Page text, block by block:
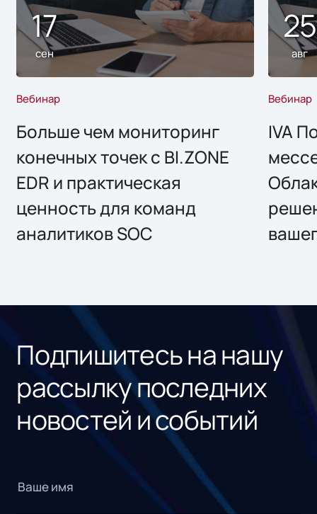
17
сен
Вебинар
Больше чем мониторинг
конечных точек с BI.ZONE
EDR и практическая
ценность для команд
аналитиков SOC
25
авг
Вебинар
IVA
Подпишитесь на нашу
рассылку последних
новостей и событий